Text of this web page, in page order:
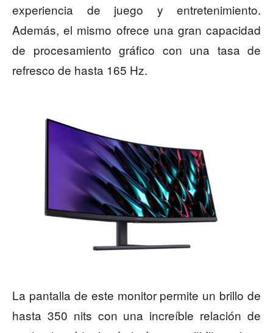
experiencia de juego y entretenimiento.
Además, el mismo ofrece una gran capacidad
de procesamiento gráfico con una tasa de
refresco de hasta 165 Hz.
La pantalla de este monitor permite un brillo de
hasta 350 nits con una increíble relación de